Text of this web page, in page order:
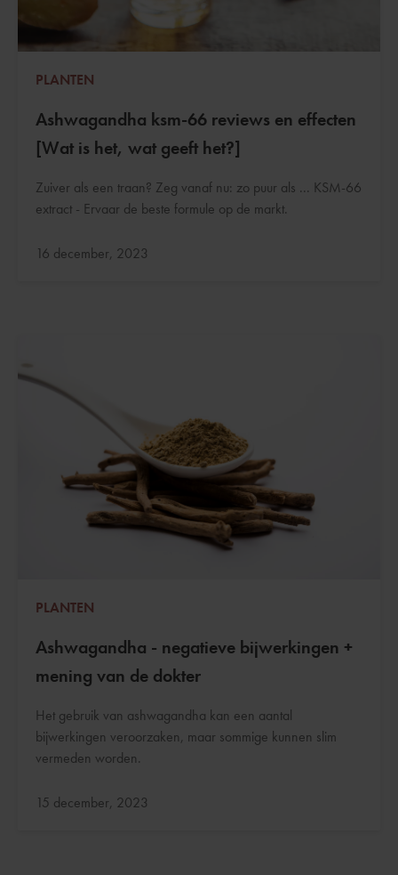
PLANTEN
Ashwagandha ksm-66 reviews en effecten
[Wat is het, wat geeft het?]
Zuiver als een traan? Zeg vanaf nu: zo puur als ... KSM-66
extract - Ervaar de beste formule op de markt.
Bijgewerkt:
16 december, 2023
PLANTEN
Ashwagandha - negatieve bijwerkingen +
mening van de dokter
Het gebruik van ashwagandha kan een aantal
bijwerkingen veroorzaken, maar sommige kunnen slim
vermeden worden.
Bijgewerkt:
15 december, 2023